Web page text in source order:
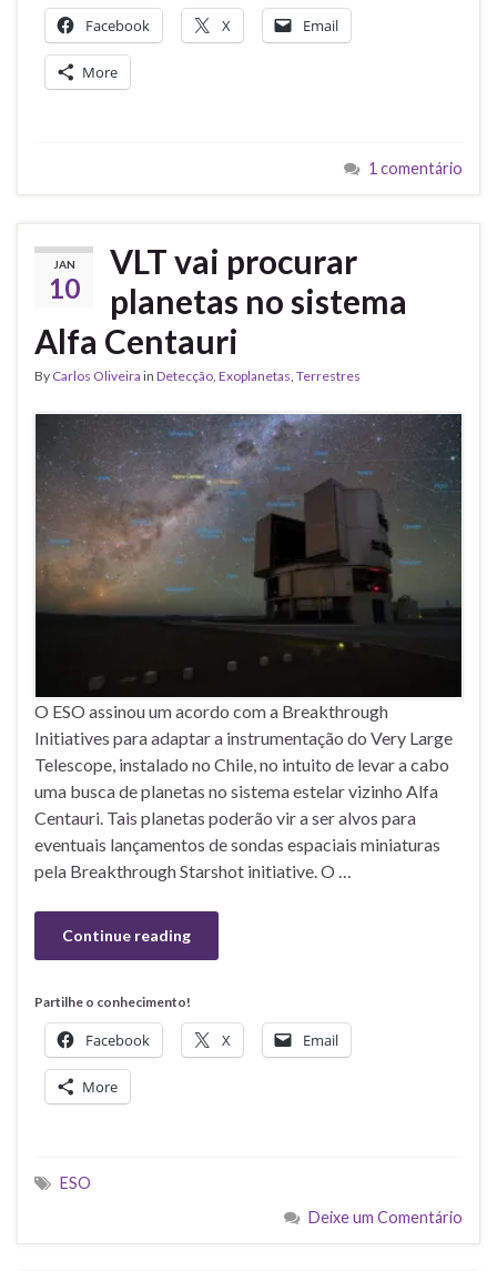
Facebook X Email
More
1 comentário
JAN
10
VLT vai procurar
planetas no sistema
Alfa Centauri
By Carlos Oliveira in Detecção, Exoplanetas, Terrestres
O ESO assinou um acordo com a Breakthrough
Initiatives para adaptar a instrumentação do Very Large
Telescope, instalado no Chile, no intuito de levar a cabo
uma busca de planetas no sistema estelar vizinho Alfa
Centauri. Tais planetas poderão vir a ser alvos para
eventuais lançamentos de sondas espaciais miniaturas
pela Breakthrough Starshot initiative. O …
Continue reading
Partilhe o conhecimento!
Facebook X Email
More
ESO
Deixe um Comentário